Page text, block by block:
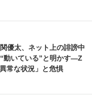
優太、ネット上の誹謗中
動いている”と明かす―Z
常な状況」と危惧